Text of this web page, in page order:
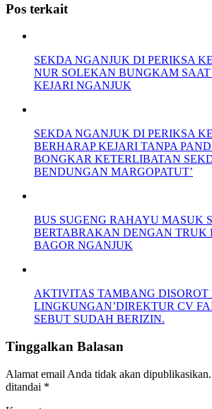
Pos terkait
SEKDA NGANJUK DI PERIKSA
NUR SOLEKAN BUNGKAM
KEJARI NGANJUK
SEKDA NGANJUK DI PERIKSA
BERHARAP KEJARI TANPA
BONGKAR KETERLIBATAN
BENDUNGAN MARGOPATUT’
BUS SUGENG RAHAYU MASUK
BERTABRAKAN DENGAN TRUK
BAGOR NGANJUK
AKTIVITAS TAMBANG DISOROT
LINGKUNGAN’DIREKTUR CV
SEBUT SUDAH BERIZIN.
Tinggalkan Balasan
Alamat email Anda tidak akan dipublikasikan.
ditandai *